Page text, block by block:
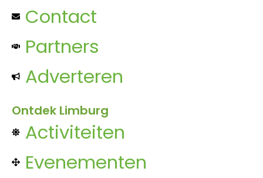
Contact
Partners
Adverteren
Ontdek Limburg
Activiteiten
Evenementen